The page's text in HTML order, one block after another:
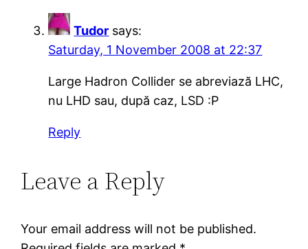
Tudor says:
Saturday, 1 November 2008 at 22:37
Large Hadron Collider se abreviază LHC,
nu LHD sau, după caz, LSD :P
Reply
Leave a Reply
Your email address will not be published.